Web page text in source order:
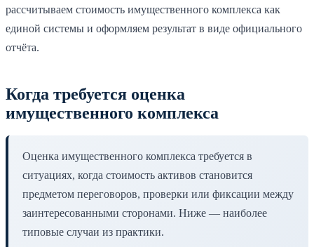
рассчитываем стоимость имущественного комплекса как
единой системы и оформляем результат в виде официального
отчёта.
Когда требуется оценка
имущественного комплекса
Оценка имущественного комплекса требуется в
ситуациях, когда стоимость активов становится
предметом переговоров, проверки или фиксации между
заинтересованными сторонами. Ниже — наиболее
типовые случаи из практики.